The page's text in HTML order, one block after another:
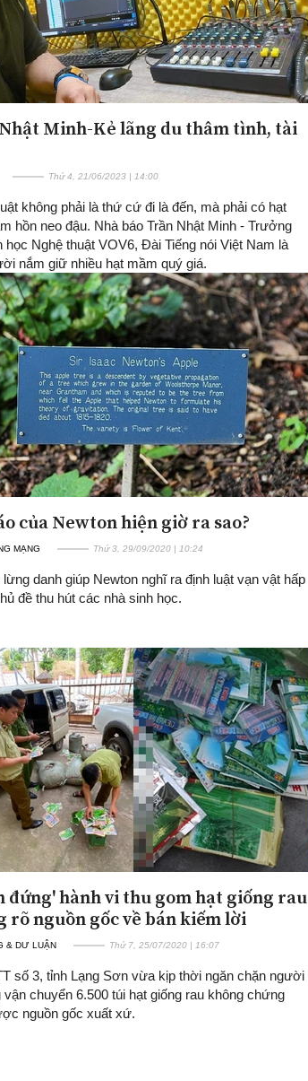
Minh-Kẻ lãng du thâm tình, tài
Thứ 4, 21/06/2023 | 14:00
không phải là thứ cứ đi là đến, mà phải có hạt
hồn neo đậu. Nhà báo Trần Nhật Minh - Trưởng
học Nghệ thuật VOV6, Đài Tiếng nói Việt Nam là
nắm giữ nhiều hạt mầm quý giá.
của Newton hiện giờ ra sao?
MẠNG Thứ 3, 29/09/2020 | 10:24
danh giúp Newton nghĩ ra định luật vạn vật hấp
đề thu hút các nhà sinh học.
đứng' hành vi thu gom hạt giống rau
rõ nguồn gốc về bán kiếm lời
& DƯ LUẬN Thứ 7, 25/07/2020 | 16:07
số 3, tỉnh Lạng Sơn vừa kịp thời ngăn chặn người
vận chuyển 6.500 túi hạt giống rau không chứng
nguồn gốc xuất xứ.